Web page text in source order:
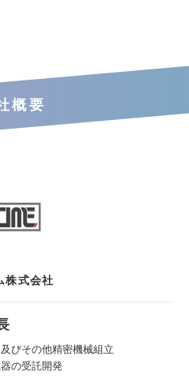
概要
株式会社
びその他精密機械組立
の受託開発